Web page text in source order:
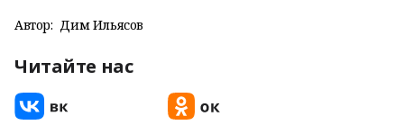
Автор: Дим Ильясов
Читайте нас